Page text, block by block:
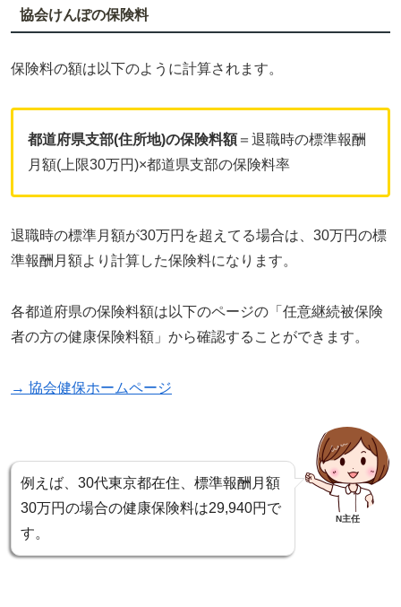
協会けんぽの保険料
保険料の額は以下のように計算されます。
都道府県支部(住所地)の保険料額＝退職時の標準報酬
月額(上限30万円)×都道県支部の保険料率
退職時の標準月額が30万円を超えてる場合は、30万円の標
準報酬月額より計算した保険料になります。
各都道府県の保険料額は以下のページの「任意継続被保険
者の方の健康保険料額」から確認することができます。
→ 協会健保ホームページ
例えば、30代東京都在住、標準報酬月額
30万円の場合の健康保険料は29,940円で
す。
N主任